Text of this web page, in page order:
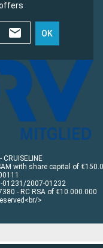
OK
with share capital of
01231/2007-01232
- RC RSA of €10.000.000
>